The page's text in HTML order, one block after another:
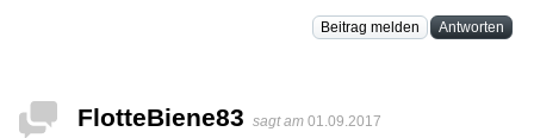
Beitrag melden Antworten
FlotteBiene83 sagt am 01.09.2017